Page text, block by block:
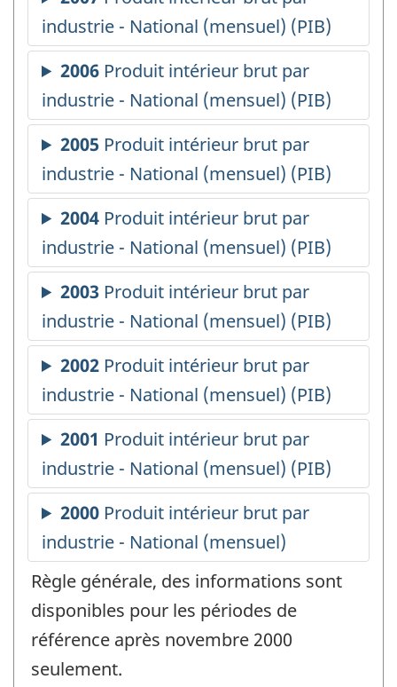
Règle générale, des informations sont
disponibles pour les périodes de
référence après novembre 2000
seulement.